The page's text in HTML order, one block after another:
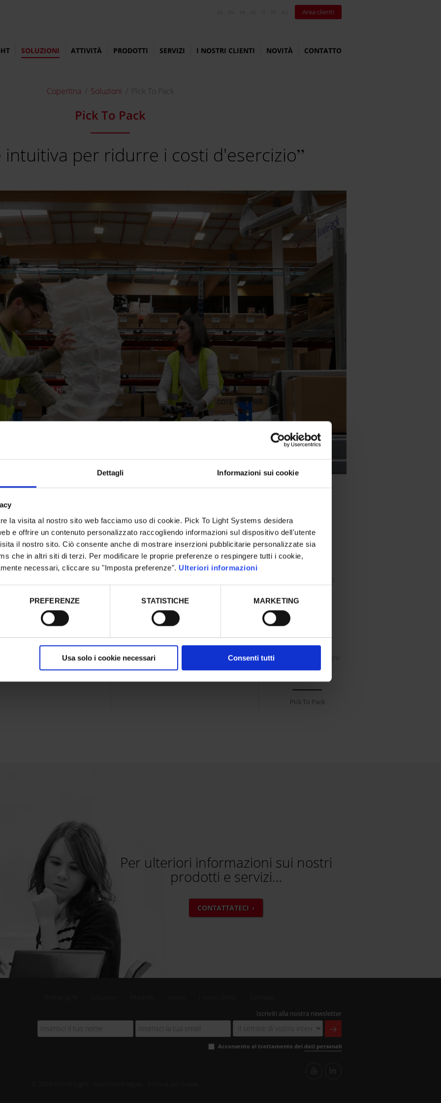
Dettagli Informazioni sui cookie
la visita al nostro sito web facciamo uso di cookie. Pick To Light Systems desidera
e offrire un contenuto personalizzato raccogliendo informazioni sul dispositivo dell'utente
il nostro sito. Ciò consente anche di mostrare inserzioni pubblicitarie personalizzate sia
che in altri siti di terzi. Per modificare le proprie preferenze o respingere tutti i cookie,
necessari, cliccare su "Imposta preferenze". Ulteriori informazioni
PREFERENZE STATISTICHE MARKETING
Usa solo i cookie necessari Consenti tutti
Area clienti
SOLUZIONI ATTIVITÀ PRODOTTI SERVIZI I NOSTRI CLIENTI NOVITÀ CONTATTO
Copertina Soluzioni Pick To Pack
Pick To Pack
intuitiva per ridurre i costi d'esercizio
perfetta per
con successo. In
nella parte frontale e
processo
Pick To Light
, i dispositivi
e pronti per essere
perfetta per
devono preparare un
degli errori nella
la spedizione di ordini
Le nostre soluzioni sono create per
preparare velocemente gli ordini
evitando di commettere errori.
L'instaurazione di un sistemaPick to
produttività e gli utenti ne sono
sempre molto soddisfatti.
Inoltre, l'integrazione dei nostri
sistemi con la soluzione informatica
dell'utente (SGA o ERP) è semplice e
veloce.
Soluzioni Pick To Light
Pick To Pack
Per ulteriori informazioni sui nostri
prodotti e servizi…
CONTATTATECI
Iscriviti alla nostra newsletter
Acconsento al trattamento dei dati personali